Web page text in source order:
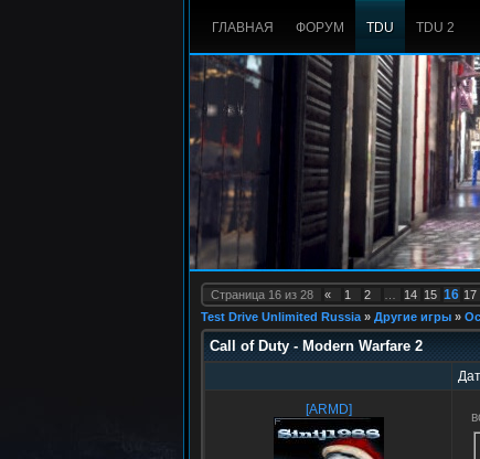
ГЛАВНАЯ ФОРУМ TDU TDU 2
Страница 16 из 28 « 1 2 14 15 16 17
Test Drive Unlimited Russia » Другие игры »
Call of Duty - Modern Warfare 2
[ARMD]